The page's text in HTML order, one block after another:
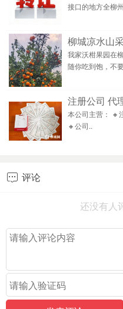
接口的地方全柳
柳城凉水山
我家沃柑果园在
随你吃到饱，不
注册公司 代
本公司主营： 🔸
🔸公司..
 评论
还没有人